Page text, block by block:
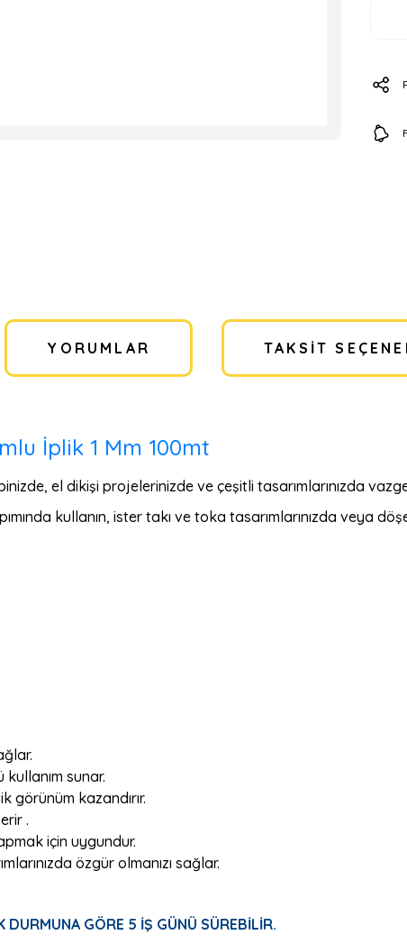
YORUMLAR TAKSIT
İplik 1 Mm 100mt
el dikişi projelerinizde ve çeşitli tasarımlarınızda
kullanın, ister takı ve toka tasarımlarınızda veya
sunar.
görünüm kazandırır.
.
için uygundur.
özgür olmanızı sağlar.
DURMUNA GÖRE 5 İŞ GÜNÜ SÜREBİLİR.